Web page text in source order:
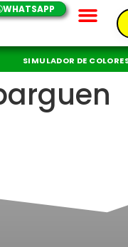
WHATSAPP
SIMULADOR DE